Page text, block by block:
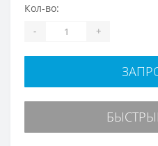
Кол-во:
- +